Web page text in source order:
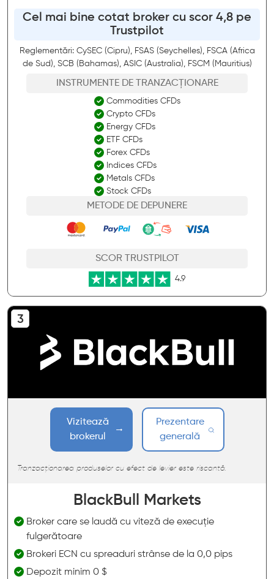
Cel mai bine cotat broker cu scor 4,8 pe
Trustpilot
Reglementări: CySEC (Cipru), FSAS (Seychelles), FSCA (Africa
de Sud), SCB (Bahamas), ASIC (Australia), FSCM (Mauritius)
INSTRUMENTE DE TRANZACȚIONARE
Commodities CFDs
Crypto CFDs
Energy CFDs
ETF CFDs
Forex CFDs
Indices CFDs
Metals CFDs
Stock CFDs
METODE DE DEPUNERE
SCOR TRUSTPILOT
4.9
Vizitează
brokerul
Prezentare
generală
Tranzacționarea produselor cu efect de levier este riscantă.
BlackBull Markets
Broker care se laudă cu viteză de execuție
fulgerătoare
Brokeri ECN cu spreaduri strânse de la 0,0 pips
Depozit minim 0 $